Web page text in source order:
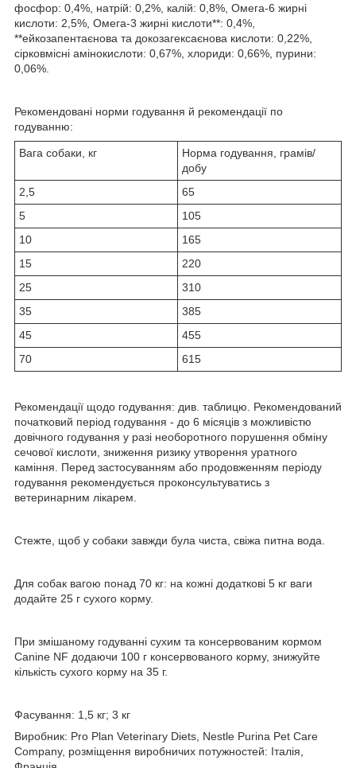
фосфор: 0,4%, натрій: 0,2%, калій: 0,8%, Омега-6 жирні
кислоти: 2,5%, Омега-3 жирні кислоти**: 0,4%,
**ейкозапентаєнова та докозагексаєнова кислоти: 0,22%,
сірковмісні амінокислоти: 0,67%, хлориди: 0,66%, пурини:
0,06%.
Рекомендовані норми годування й рекомендації по
годуванню:
Вага собаки, кг
Норма годування, грамів/
добу
2,5
65
5
105
10
165
15
220
25
310
35
385
45
455
70
615
Рекомендації щодо годування: див. таблицю. Рекомендований
початковий період годування - до 6 місяців з можливістю
довічного годування у разі необоротного порушення обміну
сечової кислоти, зниження ризику утворення уратного
каміння. Перед застосуванням або продовженням періоду
годування рекомендується проконсультуватись з
ветеринарним лікарем.
Стежте, щоб у собаки завжди була чиста, свіжа питна вода.
Для собак вагою понад 70 кг: на кожні додаткові 5 кг ваги
додайте 25 г сухого корму.
При змішаному годуванні сухим та консервованим кормом
Canine NF додаючи 100 г консервованого корму, знижуйте
кількість сухого корму на 35 г.
Фасування: 1,5 кг; 3 кг
Виробник: Pro Plan Veterinary Diets, Nestle Purina Pet Care
Company, розміщення виробничих потужностей: Італія,